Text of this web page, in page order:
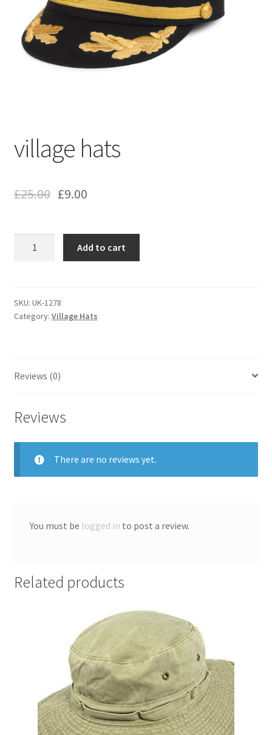
village hats
£25.00 £9.00
Add to cart
SKU: UK-1278
Category: Village Hats
Reviews (0)
Reviews
There are no reviews yet.
You must be logged in to post a review.
Related products